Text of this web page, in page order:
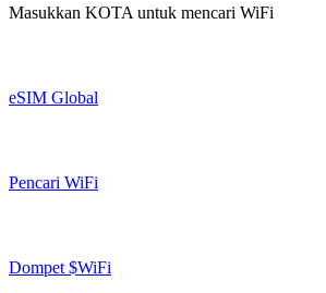
Masukkan KOTA untuk mencari WiFi
eSIM Global
Pencari WiFi
Dompet $WiFi